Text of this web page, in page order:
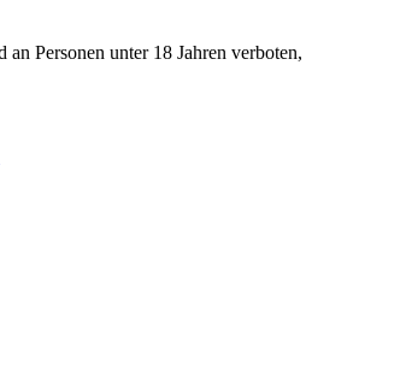
Personen unter 18 Jahren verboten,